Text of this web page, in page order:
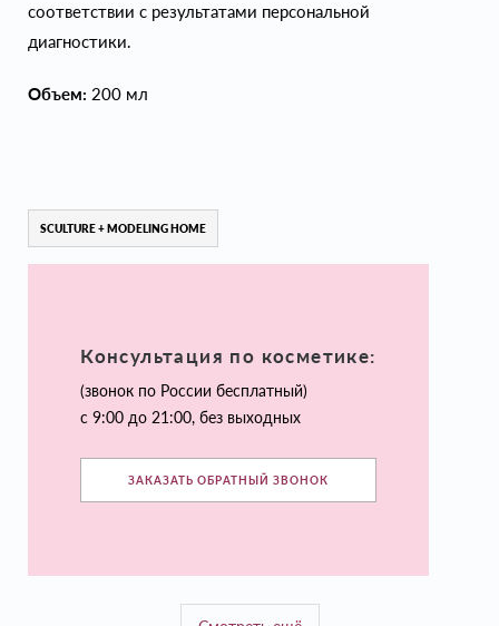
соответствии с результатами персональной
диагностики.
Объем: 200 мл
SCULTURE + MODELING HOME
Консультация по косметике:
(звонок по России бесплатный)
с 9:00 до 21:00, без выходных
ЗАКАЗАТЬ ОБРАТНЫЙ ЗВОНОК